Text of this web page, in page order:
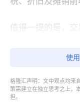
值得一提的是，
58亿欧元的税前
巨无霸巴斯夫
使
格隆汇声明：文中观点均来
策需建立在独立思考之上，
担。